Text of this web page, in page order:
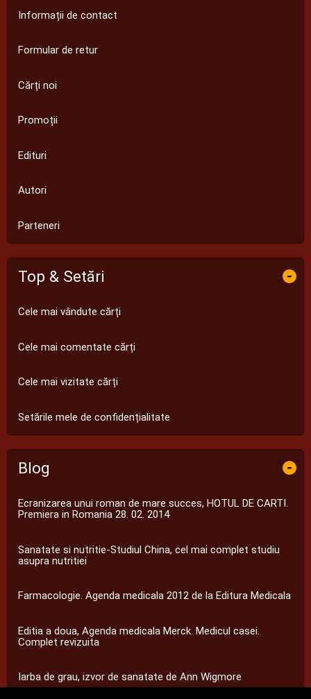
Informații de contact
Formular de retur
Cărți noi
Promoții
Edituri
Autori
Parteneri
Top & Setări -
Cele mai vândute cărți
Cele mai comentate cărți
Cele mai vizitate cărți
Setările mele de confidențialitate
Blog -
Ecranizarea unui roman de mare succes, HOTUL DE CARTI.
Premiera in Romania 28. 02. 2014
Sanatate si nutritie-Studiul China, cel mai complet studiu
asupra nutritiei
Farmacologie. Agenda medicala 2012 de la Editura Medicala
Editia a doua, Agenda medicala Merck. Medicul casei.
Complet revizuita
Iarba de grau, izvor de sanatate de Ann Wigmore